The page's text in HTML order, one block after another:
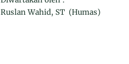
Ruslan Wahid, ST (Humas)